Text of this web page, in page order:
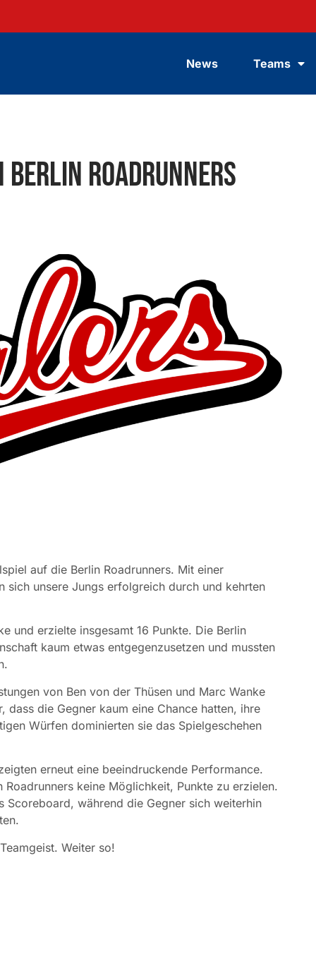
News Teams
Berlin Roadrunners
auf die Berlin Roadrunners. Mit einer
sich unsere Jungs erfolgreich durch und kehrten
und erzielte insgesamt 16 Punkte. Die Berlin
kaum etwas entgegenzusetzen und mussten
von Ben von der Thüsen und Marc Wanke
die Gegner kaum eine Chance hatten, ihre
Würfen dominierten sie das Spielgeschehen
erneut eine beeindruckende Performance.
keine Möglichkeit, Punkte zu erzielen.
Scoreboard, während die Gegner sich weiterhin
Weiter so!